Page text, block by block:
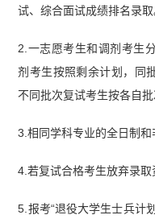
试、综合面试成绩排名录取
2.一志愿考生和调剂考生
剂考生按照剩余计划，同
不同批次复试考生按各自批
3.相同学科专业的全日制和
4.若复试合格考生放弃录取
5.报考“退役大学生士兵计